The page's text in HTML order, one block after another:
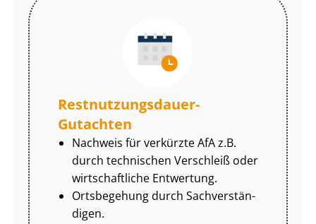
Rest­nut­zungs­dau­er-
Gutachten
Nachweis für verkürzte AfA z.B.
durch technischen Verschleiß oder
wirtschaftliche Entwertung.
Ortsbegehung durch Sach­ver­stän­
di­gen.